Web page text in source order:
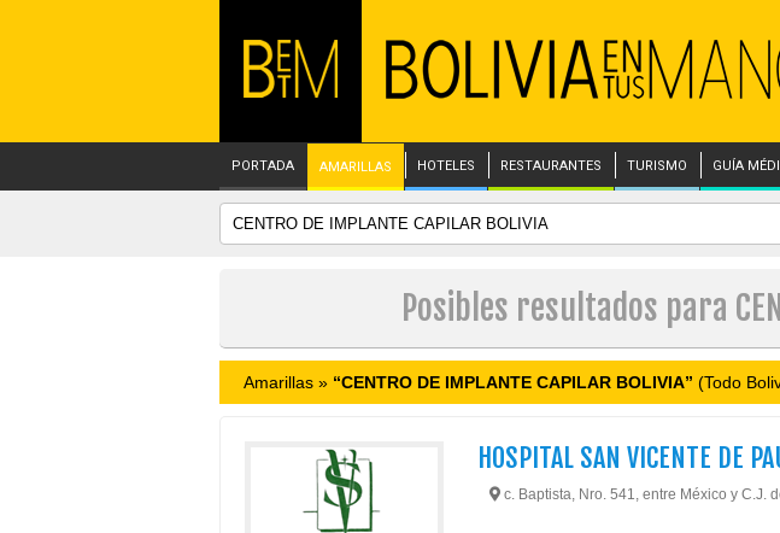
PORTADA AMARILLAS HOTELES RESTAURANTES TURISMO GUÍA
Posibles resultados para
Amarillas » “CENTRO DE IMPLANTE CAPILAR BOLIVIA” (Todo
HOSPITAL SAN VICENTE DE
c. Baptista, Nro. 541, entre México y C.J.